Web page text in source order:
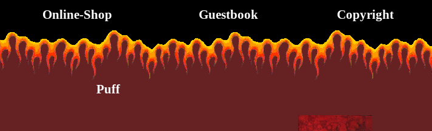
Online-Shop Guestbook Copyright
Puff